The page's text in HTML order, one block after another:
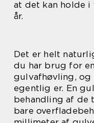
at det kan holde
år.
Det er helt
du har brug for
gulvafhøvling, og
egentlig er. En
behandling af
bare